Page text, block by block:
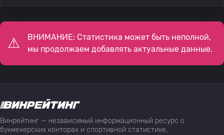
ВНИМАНИЕ: Статистика может быть неполной,
мы продолжаем добавлять актуальные данные.
Винрейтинг — независимый информационный ресурс о
букмекерских конторах и спортивной статистике,